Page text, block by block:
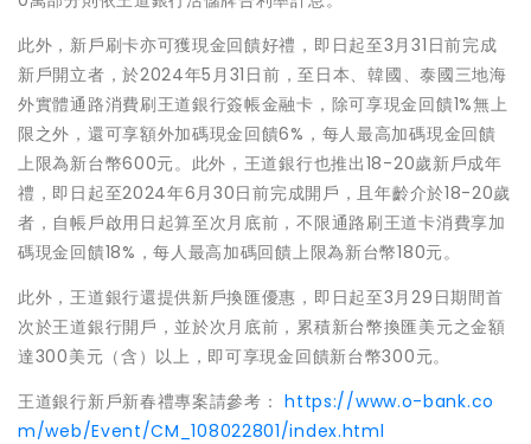
此外，新戶刷卡亦可獲現金回饋好禮，即日起至3月31日前完成
新戶開立者，於2024年5月31日前，至日本、韓國、泰國三地海
外實體通路消費刷王道銀行簽帳金融卡，除可享現金回饋1%無上
限之外，還可享額外加碼現金回饋6%，每人最高加碼現金回饋
上限為新台幣600元。此外，王道銀行也推出18-20歲新戶成年
禮，即日起至2024年6月30日前完成開戶，且年齡介於18-20歲
者，自帳戶啟用日起算至次月底前，不限通路刷王道卡消費享加
碼現金回饋18%，每人最高加碼回饋上限為新台幣180元。
此外，王道銀行還提供新戶換匯優惠，即日起至3月29日期間首
次於王道銀行開戶，並於次月底前，累積新台幣換匯美元之金額
達300美元（含）以上，即可享現金回饋新台幣300元。
王道銀行新戶新春禮專案請參考：https://www.o-bank.co
m/web/Event/CM_108022801/index.html